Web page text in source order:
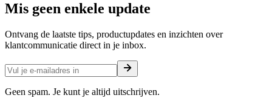
Mis geen enkele update
Ontvang de laatste tips, productupdates en inzichten over
klantcommunicatie direct in je inbox.
Geen spam. Je kunt je altijd uitschrijven.